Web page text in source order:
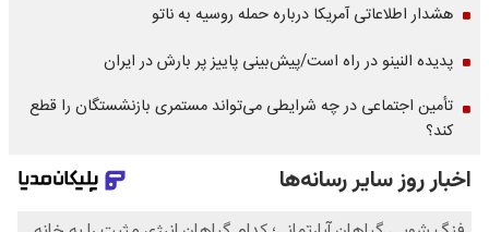
هشدار اطلاعاتی آمریکا درباره حمله روسیه به ناتو
پدیده النینو در راه است/پیش‌بینی پاییز پر بارش در ایران
تأمین اجتماعی در چه شرایطی می‌تواند مستمری بازنشستگان را قطع
کند؟